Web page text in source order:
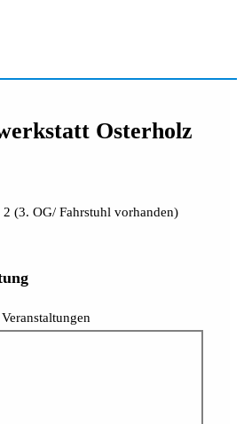
Osterholz
(3. OG/ Fahrstuhl vorhanden)